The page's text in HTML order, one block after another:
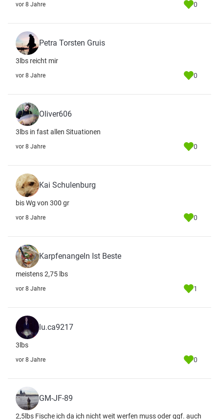
vor 8 Jahre 0
Petra Torsten Gruis
3lbs reicht mir
vor 8 Jahre 0
Oliver606
3lbs in fast allen Situationen
vor 8 Jahre 0
Kai Schulenburg
bis Wg von 300 gr
vor 8 Jahre 0
Karpfenangeln Ist Beste
meistens 2,75 lbs
vor 8 Jahre 1
lu.ca9217
3lbs
vor 8 Jahre 0
GM-JF-89
2,5lbs Fische ich da ich nicht weit werfen muss oder ggf. auch